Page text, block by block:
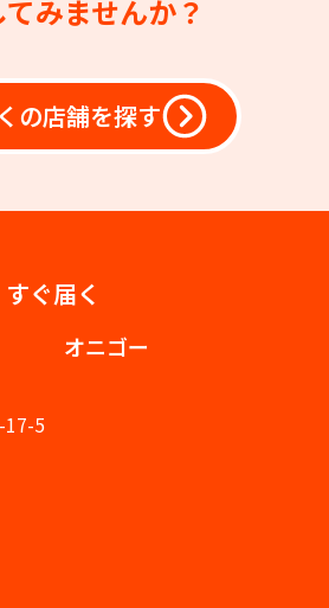
みませんか？
の店舗を探す
ぐ届く
オニゴー
17-5